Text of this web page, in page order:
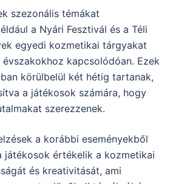
szezonális témákat
a Nyári Fesztivál és a Téli
egyedi kozmetikai tárgyakat
kapcsolódóan. Ezek
körülbelül két hétig tartanak,
a játékosok számára, hogy
szerezzenek.
a korábbi eseményekből
játékosok értékelik a kozmetikai
és kreativitását, ami